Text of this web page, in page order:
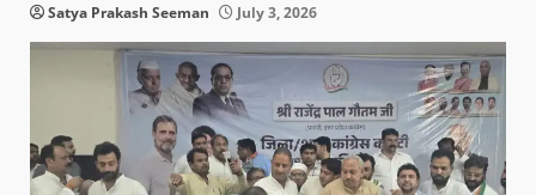
Satya Prakash Seeman July 3, 2026